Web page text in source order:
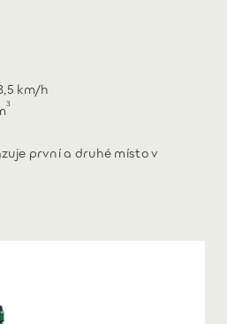
km/h
3
první a druhé místo v